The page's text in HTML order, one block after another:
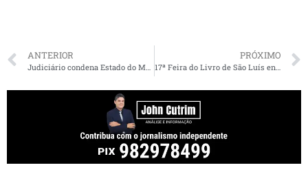
ANTERIOR
Judiciário condena Estado do Maranhão a reformar pontes da Avenida Ferreira Gullar
PRÓXIMO
17ª Feira do Livro de São Luís encerra com balanço positivo e números expressivos